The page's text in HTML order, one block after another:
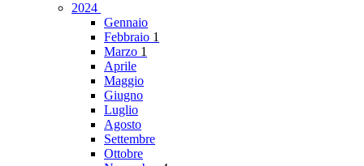
2024
Gennaio
Febbraio 1
Marzo 1
Aprile
Maggio
Giugno
Luglio
Agosto
Settembre
Ottobre